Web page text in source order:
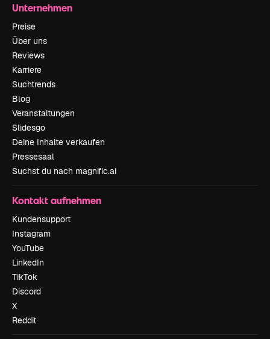
Unternehmen
Preise
Über uns
Reviews
Karriere
Suchtrends
Blog
Veranstaltungen
Slidesgo
Deine Inhalte verkaufen
Pressesaal
Suchst du nach magnific.ai
Kontakt aufnehmen
Kundensupport
Instagram
YouTube
LinkedIn
TikTok
Discord
X
Reddit